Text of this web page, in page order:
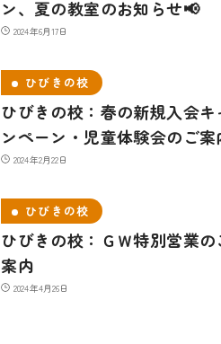
ン、夏の教室のお知らせ📢
2024年6月17日
ひびきの校
ひびきの校：春の新規入会キ
ンペーン・児童体験会のご案
2024年2月22日
ひびきの校
ひびきの校：ＧＷ特別営業の
案内
2024年4月26日